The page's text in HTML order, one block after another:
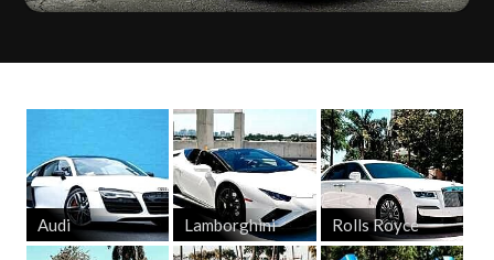
Audi Lamborghini Rolls Royce